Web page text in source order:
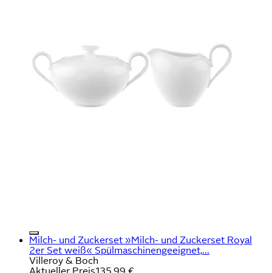
Milch- und Zuckerset »Milch- und Zuckerset Royal
2er Set weiß« Spülmaschinengeeignet,...
Villeroy & Boch
Aktueller Preis135,99 €